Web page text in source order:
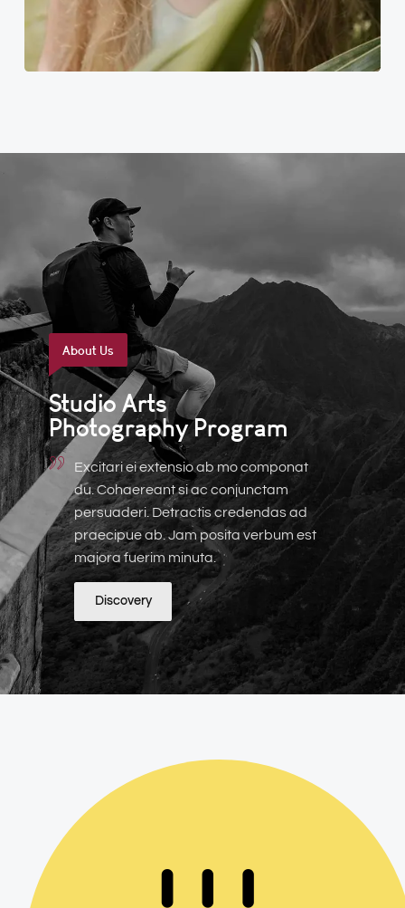
About Us
Studio Arts
Photography Program
Excitari ei extensio ab mo componat
du. Cohaereant si ac conjunctam
persuaderi. Detractis credendas ad
praecipue ab. Jam posita verbum est
majora fuerim minuta.
Discovery